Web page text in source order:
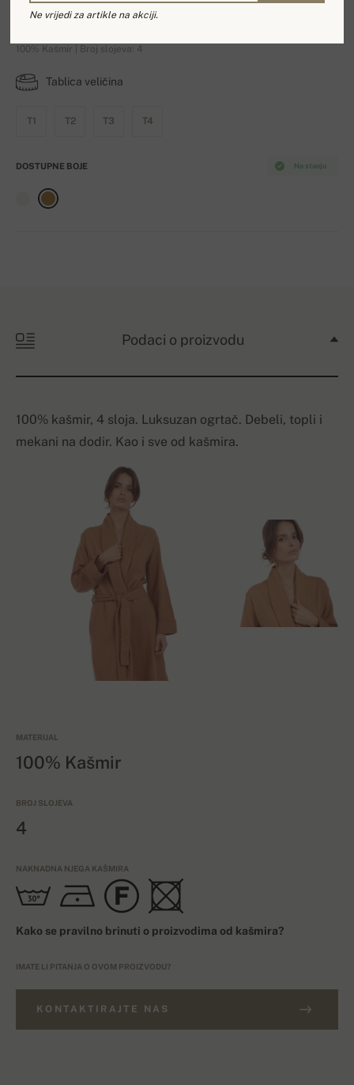
Mylady
100% Kašmir | Broj slojeva: 4
Tablica veličina
T1 T2 T3 T4
Na stanju
DOSTUPNE BOJE
Podaci o proizvodu
100% kašmir, 4 sloja. Luksuzan ogrtač. Debeli, topli i
mekani na dodir. Kao i sve od kašmira.
MATERIJAL
100% Kašmir
BROJ SLOJEVA
4
NAKNADNA NJEGA KAŠMIRA
Kako se pravilno brinuti o proizvodima od kašmira?
IMATE LI PITANJA O OVOM PROIZVODU?
KONTAKTIRAJTE NAS
Ne vrijedi za artikle na akciji.